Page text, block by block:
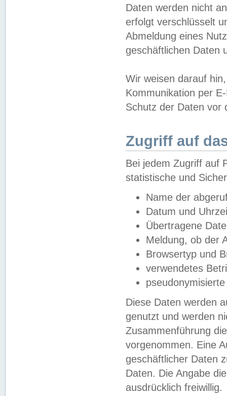
Daten werden nicht
erfolgt verschlüsselt
Abmeldung eines
geschäftlichen Daten
Wir weisen darauf
Kommunikation per
Schutz der Daten vor
Zugriff auf
Bei jedem Zugriff auf
statistische und
Name der
Datum und
Übertragene
Meldung, ob der
Browsertyp und
verwendetes
Diese Daten werden
genutzt und werden
Zusammenführung
vorgenommen. Eine
geschäftlicher Daten
Daten. Die Angabe
ausdrücklich freiwillig.